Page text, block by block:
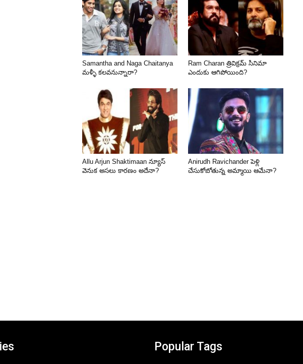
Samantha and Naga Chaitanya
మళ్ళీ కలవనున్నారా?
Ram Charan త్రివిక్రమ్ సినిమా
ఎందుకు ఆగిపోయింది?
Allu Arjun Shaktimaan న్యూస్
వెనుక అసలు కారణం అదేనా?
Anirudh Ravichander పెళ్లి
చేసుకోబోతున్న అమ్మాయి ఆమేనా?
Popular Tags